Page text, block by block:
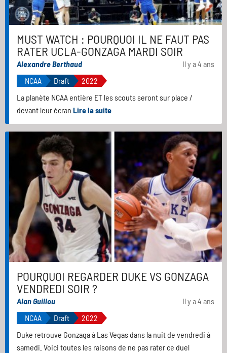
MUST WATCH : POURQUOI IL NE FAUT PAS
RATER UCLA-GONZAGA MARDI SOIR
Alexandre Berthaud
Il y a 4 ans
NCAA
Draft
2022
La planète NCAA entière ET les scouts seront sur place /
devant leur écran Lire la suite
POURQUOI REGARDER DUKE VS GONZAGA
VENDREDI SOIR ?
Alan Guillou
Il y a 4 ans
NCAA
Draft
2022
Duke retrouve Gonzaga à Las Vegas dans la nuit de vendredi à
samedi. Voici toutes les raisons de ne pas rater ce duel